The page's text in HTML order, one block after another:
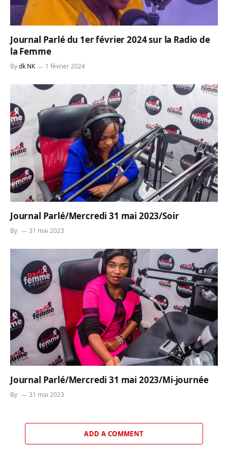
Journal Parlé du 1er février 2024 sur la Radio de
la Femme
Bydk NK 1 février 2024
Journal Parlé/Mercredi 31 mai 2023/Soir
By 31 mai 2023
Journal Parlé/Mercredi 31 mai 2023/Mi-journée
By 31 mai 2023
ADD A COMMENT